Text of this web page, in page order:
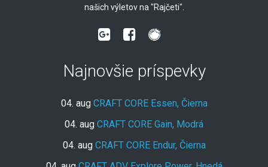
našich výletov na "Rajčeti".
Najnovšie príspevky
04. aug CRAFT CORE Essen, Čierna
04. aug CRAFT CORE Gain, Modrá
04. aug CRAFT CORE Endur, Čierna